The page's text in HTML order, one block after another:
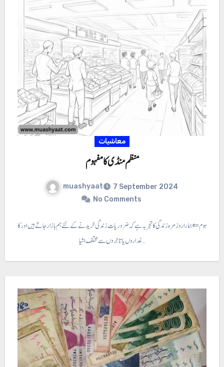
معاشیات
منظم منڈی کا مفہوم
muashyaat
7 September 2024
No Comments
کا مفہوم ⇐ ہمارا روز مرہ زندگی کا تجربہ ہے کہ ضروریات زندگی خریدنے کے لئے ہم بازار جاتے ہیں اور کا
غداروں یا تاجروں سے مختلف اشیا…